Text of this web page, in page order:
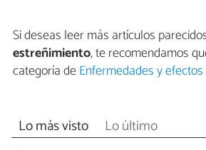
Si deseas leer más artículos
estreñimiento, te recomendamos
categoría deEnfermedades y
Lo más visto Lo último